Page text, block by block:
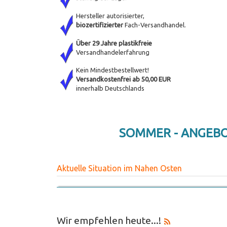
Hersteller autorisierter,
biozertifizierter Fach-Versandhandel.
Über 29 Jahre plastikfreie
Versandhandelerfahrung
Kein Mindestbestellwert!
Versandkostenfrei ab 50,00 EUR
innerhalb Deutschlands
SOMMER -
Aktuelle Situation im Nahen Osten
Wir empfehlen heute...!